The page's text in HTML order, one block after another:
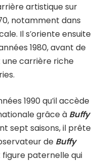
artistique sur
notamment dans
Il s’oriente ensuite
1980, avant de
carrière riche
1990 qu’il accède
grâce à Buffy
sept saisons, il prête
de Buffy
paternelle qui